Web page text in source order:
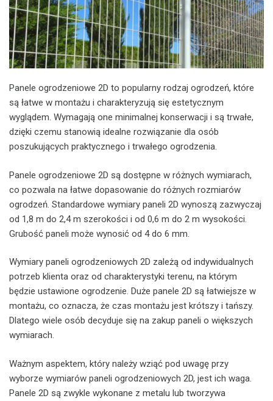
Panele ogrodzeniowe 2D to popularny rodzaj ogrodzeń, które
są łatwe w montażu i charakteryzują się estetycznym
wyglądem. Wymagają one minimalnej konserwacji i są trwałe,
dzięki czemu stanowią idealne rozwiązanie dla osób
poszukujących praktycznego i trwałego ogrodzenia.
Panele ogrodzeniowe 2D są dostępne w różnych wymiarach,
co pozwala na łatwe dopasowanie do różnych rozmiarów
ogrodzeń. Standardowe wymiary paneli 2D wynoszą zazwyczaj
od 1,8 m do 2,4 m szerokości i od 0,6 m do 2 m wysokości.
Grubość paneli może wynosić od 4 do 6 mm.
Wymiary paneli ogrodzeniowych 2D zależą od indywidualnych
potrzeb klienta oraz od charakterystyki terenu, na którym
będzie ustawione ogrodzenie. Duże panele 2D są łatwiejsze w
montażu, co oznacza, że czas montażu jest krótszy i tańszy.
Dlatego wiele osób decyduje się na zakup paneli o większych
wymiarach.
Ważnym aspektem, który należy wziąć pod uwagę przy
wyborze wymiarów paneli ogrodzeniowych 2D, jest ich waga.
Panele 2D są zwykle wykonane z metalu lub tworzywa